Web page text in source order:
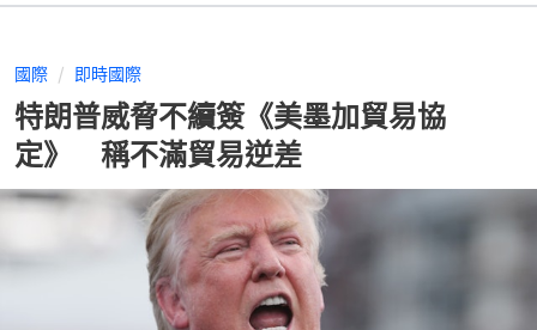
國際 即時國際
特朗普威脅不續簽《美墨加貿易協
定》 稱不滿貿易逆差